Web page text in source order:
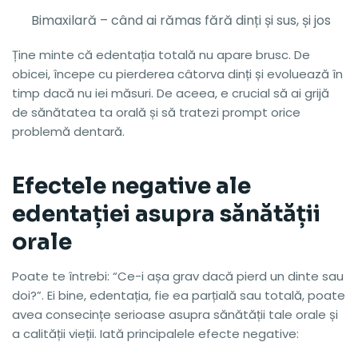
Bimaxilară – când ai rămas fără dinți și sus, și jos
Ține minte că edentația totală nu apare brusc. De
obicei, începe cu pierderea câtorva dinți și evoluează în
timp dacă nu iei măsuri. De aceea, e crucial să ai grijă
de sănătatea ta orală și să tratezi prompt orice
problemă dentară.
Efectele negative ale
edentației asupra sănătății
orale
Poate te întrebi: “Ce-i așa grav dacă pierd un dinte sau
doi?”. Ei bine, edentația, fie ea parțială sau totală, poate
avea consecințe serioase asupra sănătății tale orale și
a calității vieții. Iată principalele efecte negative: